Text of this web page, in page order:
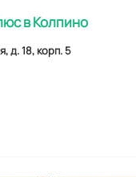
в Колпино
д. 18, корп. 5